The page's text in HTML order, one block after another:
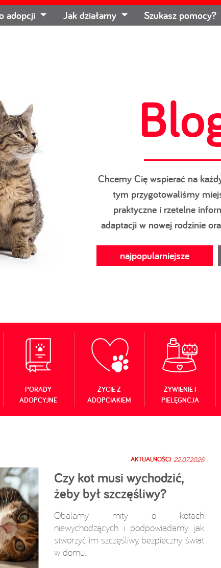
adopcji Jak działamy Szukasz pomocy?
Chcemy Cię wspierać na
tym przygotowaliśmy
praktyczne i rzetelne
adaptacji w nowej rodzinie
najpopularniejsze
PORADY
ADOPCYJNE
ŻYCIE Z
ADOPCIAKIEM
ŻYWIENIE I
PIELĘGNCJA
AKTUALNOŚCI 22.07.2026
Czy kot musi wychodzić,
żeby był szczęśliwy?
Obalamy mity o kotach
niewychodzących i podpowiadamy, jak
stworzyć im szczęśliwy, bezpieczny świat
w domu.